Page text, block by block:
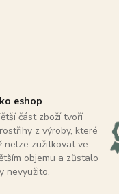
eshop
část zboží tvoří
z výroby, které
nelze zužitkovat ve
objemu a zůstalo
nevyužito.